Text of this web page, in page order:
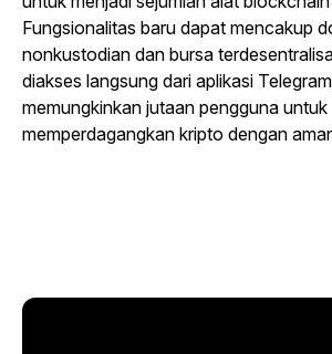
Fungsionalitas baru dapat mencakup
nonkustodian dan bursa
diakses langsung dari aplikasi
memungkinkan jutaan pengguna untuk
memperdagangkan kripto dengan